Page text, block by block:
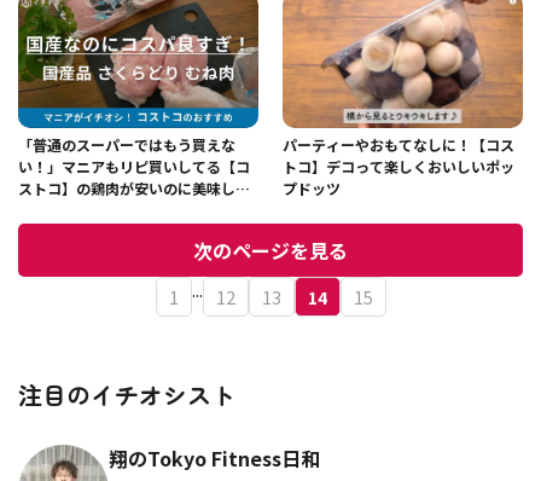
「普通のスーパーではもう買えな
い！」マニアもリピ買いしてる【コ
ストコ】の鶏肉が安いのに美味しい
パーティーやおもてなしに！【コス
トコ】デコって楽しくおいしいポッ
プドッツ
次のページを見る
1 ... 12 13 14 15
注目のイチオシスト
翔のTokyo Fitness日和